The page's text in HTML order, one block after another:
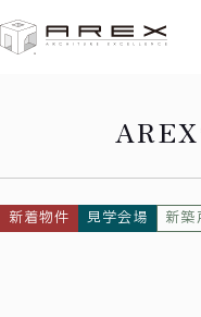
新着物件 見学会場 新築